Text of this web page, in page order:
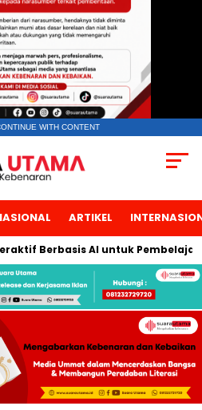
WITH CONTENT
ARTIKEL
Berbasis AI untuk